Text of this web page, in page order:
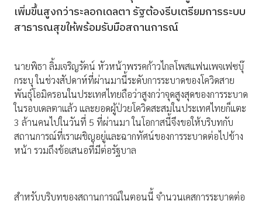
เพิ่มขึ้นสูงกว่าระลอกเดลตา รัฐต้องรีบเตรียมการระบบ
สาธารณสุขให้พร้อมรับมือสถานการณ์
นายพิธา​ ลิ้มเจริญรัตน์​ หัวหน้าพรรคก้าวไกลโพสแฟนเพจเฟซบุ๊
กระบุ ในช่วงสัปดาห์ที่ผ่านมานี้ระดับการระบาดของโควิดสาย
พันธุ์โอมิครอนในประเทศไทยถือว่าสูงกว่าจุดสูงสุดของการระบาด
ในรอบเดลตาแล้ว และยอดผู้ป่วยโควิดสะสมในประเทศไทยก็แตะ
3 ล้านคนไปในวันที่ 5 ที่ผ่านมา ในโอกาสนี้จึงขอให้บริบทกับ
สถานการณ์ที่เราเผชิญอยู่และฉากทัศน์ของการระบาดต่อไปข้าง
หน้า รวมถึงข้อเสนอที่มีต่อรัฐบาล
สำหรับบริบทของสถานการณ์ในตอนนี้ จำนวนเคสการระบาดต่อ